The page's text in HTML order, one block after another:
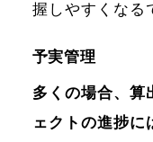
握しやすくなる
予実管理
多くの場合、算
ェクトの進捗に